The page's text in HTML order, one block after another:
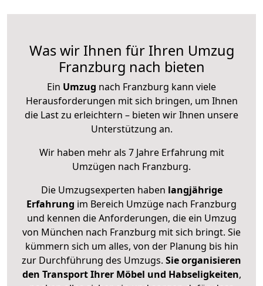
Was wir Ihnen für Ihren Umzug
Franzburg nach bieten
Ein Umzug nach Franzburg kann viele
Herausforderungen mit sich bringen, um Ihnen
die Last zu erleichtern – bieten wir Ihnen unsere
Unterstützung an.
Wir haben mehr als 7 Jahre Erfahrung mit
Umzügen nach Franzburg.
Die Umzugsexperten haben langjährige
Erfahrung im Bereich Umzüge nach Franzburg
und kennen die Anforderungen, die ein Umzug
von München nach Franzburg mit sich bringt. Sie
kümmern sich um alles, von der Planung bis hin
zur Durchführung des Umzugs. Sie organisieren
den Transport Ihrer Möbel und Habseligkeiten,